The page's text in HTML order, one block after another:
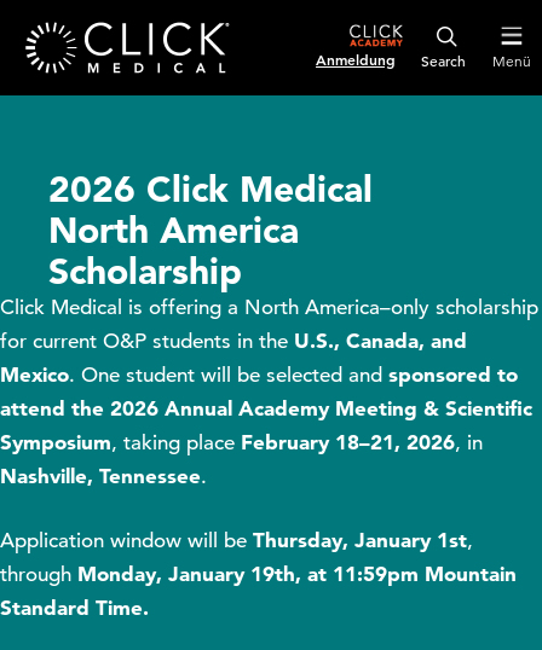
Anmeldung Menü
2026 Click Medical
North America
Scholarship
Click Medical is offering a North America–only scholarship
for current O&P students in the U.S., Canada, and
Mexico. One student will be selected and sponsored to
attend the 2026 Annual Academy Meeting & Scientific
Symposium, taking place February 18–21, 2026, in
Nashville, Tennessee.
Application window will be Thursday, January 1st,
through Monday, January 19th, at 11:59pm Mountain
Standard Time.